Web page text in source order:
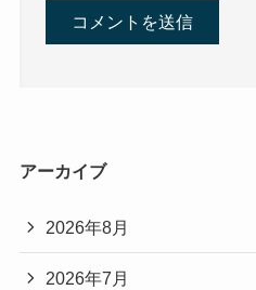
アーカイブ
2026年8月
2026年7月